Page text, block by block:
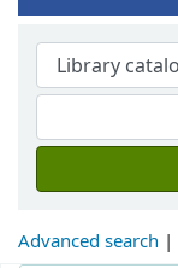
Advanced search